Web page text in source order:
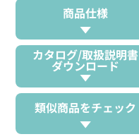
商品仕様
カタログ/取扱説明書
ダウンロード
類似商品をチェック